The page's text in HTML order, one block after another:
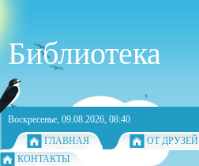
Библиотека
Воскресенье, 09.08.2026, 08:40
ГЛАВНАЯ
ОТ ДРУЗЕЙ
КОНТАКТЫ